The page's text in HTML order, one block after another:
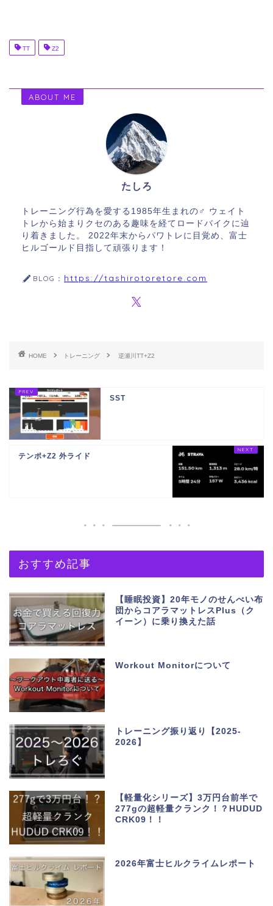
TT Z2
ABOUT ME
たしろ
トレーニング行為を愛する1985年生まれの♂ ウェイト
トレから始まりクセのある趣味を経てロードバイクに辿
り着きました。 2022年末からパワトレに目覚め、富士
ヒルゴールド目指して頑張ります！
BLOG： https://tashirotoretore.com
HOME トレーニング 逆瀬川TT+Z2
SST
テンポ+Z2 外ライド
おすすめ記事
【睡眠投資】20年モノのせんべい布
団からコアラマットレスPlus（ク
イーン）に乗り換えた話
Workout Monitorについて
トレーニング振り返り【2025-
2026】
【軽量化シリーズ】3万円台前半で
277gの超軽量クランク！？HUDUD
CRK09！！
2026年富士ヒルクライムレポート